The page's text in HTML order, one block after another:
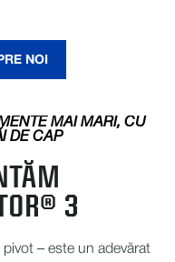
NOI
MAI MARI, CU
DE CAP
3
– este un adevărat